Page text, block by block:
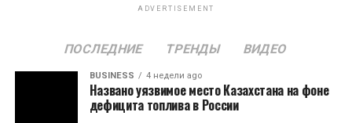
ADVERTISEMENT
ПОСЛЕДНИЕ ТРЕНДЫ ВИДЕО
BUSINESS 4 недели ago
Названо уязвимое место Казахстана на фоне
дефицита топлива в России